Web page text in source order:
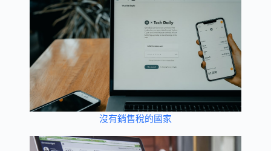
沒有銷售稅的國家